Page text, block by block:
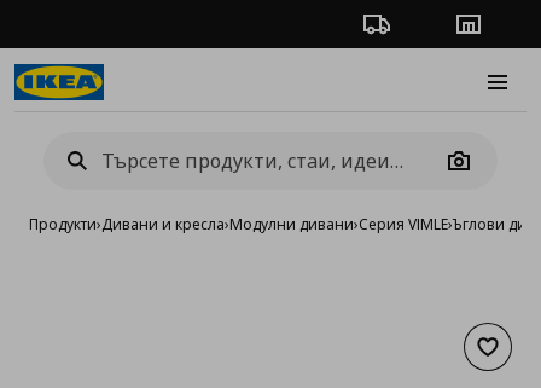
Проследяване на
Camera
Продукти›Дивани и кресла›Модулни дивани›Серия VIMLE›Ъглови